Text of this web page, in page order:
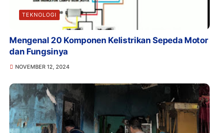
TEKNOLOGI
Mengenal 20 Komponen Kelistrikan Sepeda Motor
dan Fungsinya
NOVEMBER 12, 2024